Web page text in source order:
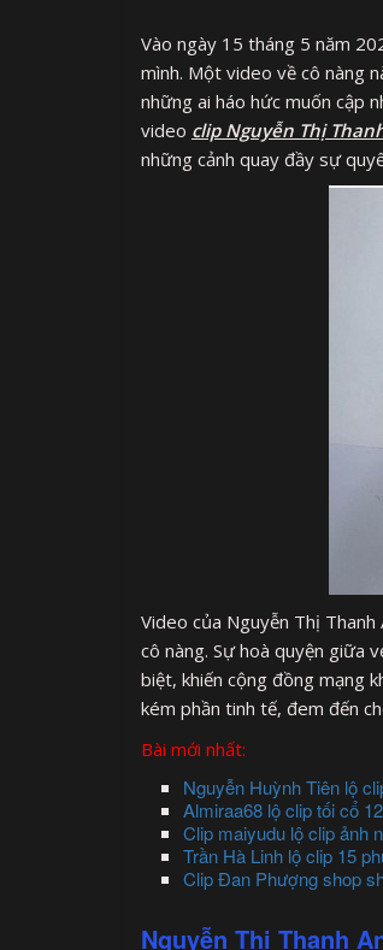
Vào ngày 15 tháng 5 năm
mình. Một video về cô nàng
những ai háo hức muốn cập
video clip Nguyễn Thị
những cảnh quay đầy sự
Video của Nguyễn Thị
cô nàng. Sự hoà quyện giữa
biệt, khiến cộng đồng mạng
kém phần tinh tế, đem đến
Bài mới nhất:
Nguyễn Huỳnh Tiên lộ
Almiraa68 lộ clip tối cổ
Clip maiyudu lộ clip ảnh
Trần Hà Linh lộ clip 15
Clip Đan Phượng shop
Nguyễn Thị Thanh